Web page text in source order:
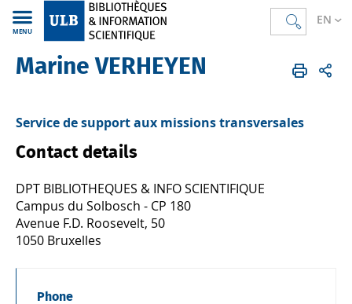
EN
MENU
Bibliothèques FR Annuaire
Marine VERHEYEN
Service de support aux missions transversales
Contact details
DPT BIBLIOTHEQUES & INFO SCIENTIFIQUE
Campus du Solbosch - CP 180
Avenue F.D. Roosevelt, 50
1050 Bruxelles
Phone